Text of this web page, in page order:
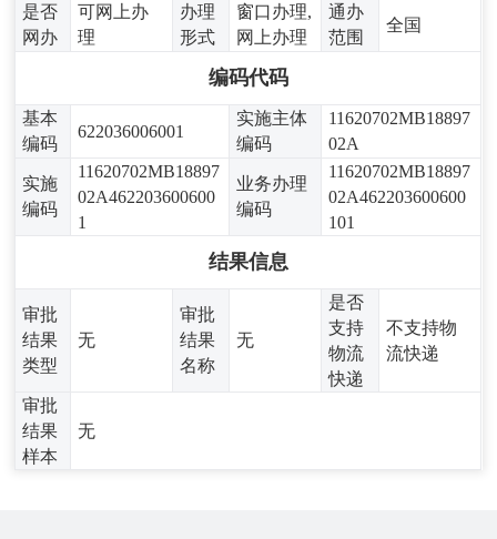
是否
网办
可网上办
理
办理
形式
窗口办理,
网上办理
通办
范围
全国
编码代码
基本
编码
622036006001
实施主体
编码
11620702MB18897
02A
实施
编码
11620702MB18897
02A462203600600
1
业务办理
编码
11620702MB18897
02A462203600600
101
结果信息
审批
结果
类型
无
审批
结果
名称
无
是否
支持
物流
快递
不支持物
流快递
审批
结果
样本
无